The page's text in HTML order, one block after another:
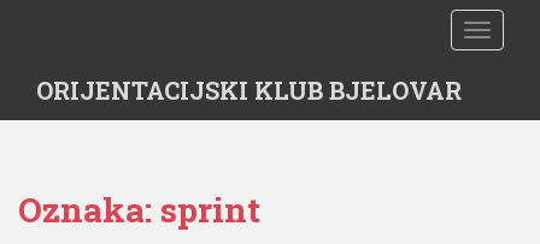
t
ORIJENTACIJSKI KLUB BJELOVAR
Oznaka: sprint